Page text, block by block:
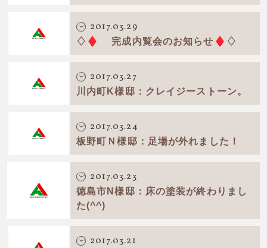
2017.03.29
♢♦ 完成内覧会のお知らせ♦♢
2017.03.27
川内町K様邸：クレイジーストーン。
2017.03.24
板野町Ｎ様邸：足場が外れました！
2017.03.23
徳島市N様邸：床の塗装が終わりまし
た(^^)
2017.03.21